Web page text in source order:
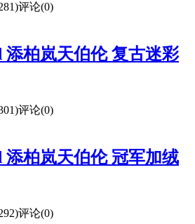
评论(0)
添柏岚天伯伦 复古迷彩
评论(0)
添柏岚天伯伦 冠军加绒
评论(0)